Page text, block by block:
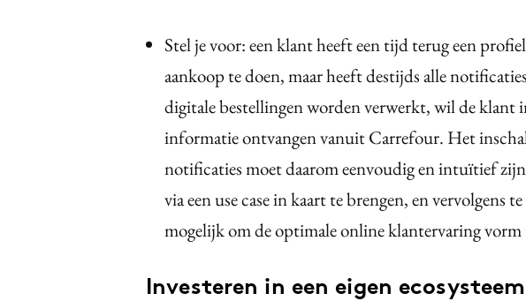
Stel je voor: een klant heeft een tijd terug een
aankoop te doen, maar heeft destijds alle
digitale bestellingen worden verwerkt, wil de klant
informatie ontvangen vanuit Carrefour. Het
notificaties moet daarom eenvoudig en intuïtief
via een use case in kaart te brengen, en vervolgens
mogelijk om de optimale online klantervaring vorm
Investeren in een eigen ecosysteem